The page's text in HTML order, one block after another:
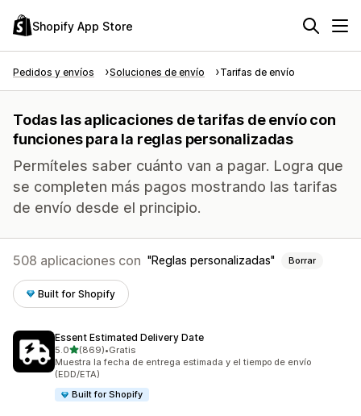
Shopify App Store
Pedidos y envíos Soluciones de envío Tarifas de envío
Todas las aplicaciones de tarifas de envío con
funciones para la reglas personalizadas
Permíteles saber cuánto van a pagar. Logra que
se completen más pagos mostrando las tarifas
de envío desde el principio.
508 aplicaciones con Reglas personalizadas Borrar
Built for Shopify
Essent Estimated Delivery Date
5.0de 5 estrellas
(869)
869 reseñas en total
•Gratis
Muestra la fecha de entrega estimada y el tiempo de envío
(EDD/ETA)
Built for Shopify